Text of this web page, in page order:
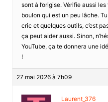
sont à l’origise. Vérifie aussi
boulon qui est un peu lâche.
cric et quelques outils, c’est
ça peut aider aussi. Sinon,
YouTube, ça te donnera une
!
27 mai 2026 à 7h09
Laurent_376